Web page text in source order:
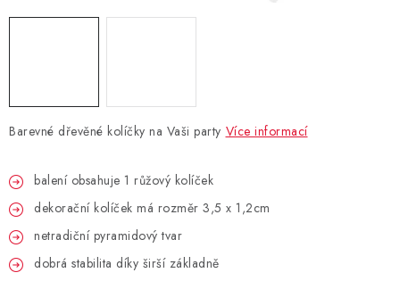
LAMPIONY
OSLAVA PODLE BAREV
PARTY FOTOKOUTEK
Barevné dřevěné kolíčky na Vaši party Více informací
balení obsahuje 1 růžový kolíček
dekorační kolíček má rozměr 3,5 x 1,2cm
netradiční pyramidový tvar
dobrá stabilita díky širší základně